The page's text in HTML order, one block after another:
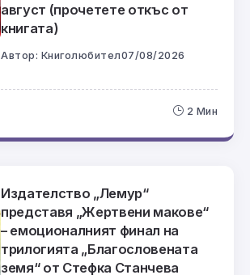
август (прочетете откъс от
книгата)
Автор: Книголюбител07/08/2026
2 Мин
Издателство „Лемур“
представя „Жертвени макове“
– емоционалният финал на
трилогията „Благословената
земя“ от Стефка Станчева